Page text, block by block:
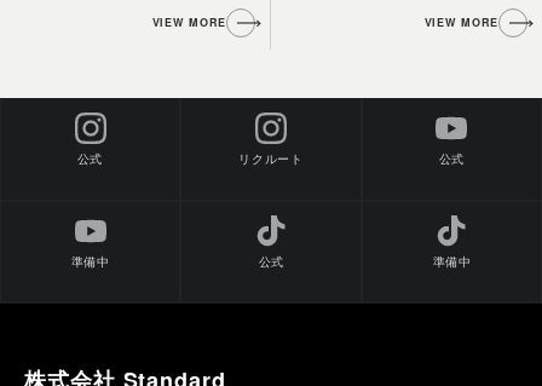
VIEW MORE VIEW MORE
公式 リクルート 公式
準備中 公式 準備中
株式会社 Standard